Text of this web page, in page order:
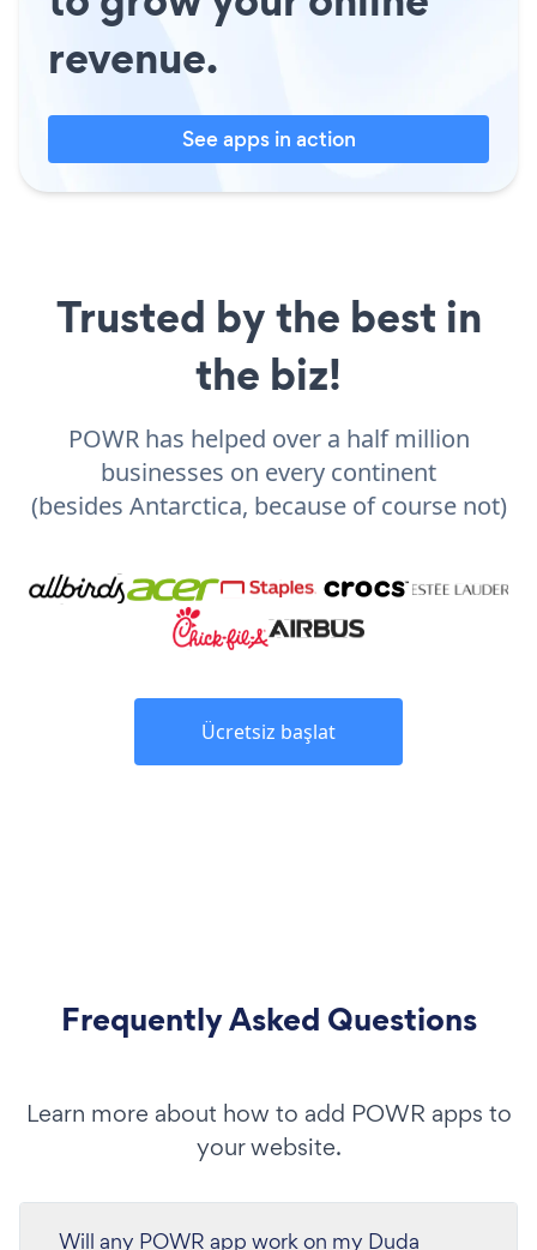
revenue.
See apps in action
Trusted by the best in
the biz!
POWR has helped over a half million
businesses on every continent
(besides Antarctica, because of course not)
Ücretsiz başlat
Frequently Asked Questions
Learn more about how to add POWR apps to
your website.
Will any POWR app work on my Duda